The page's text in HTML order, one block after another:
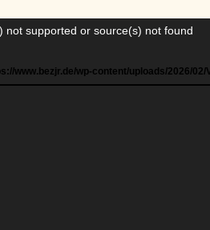
not supported or source(s) not found
www.bezjr.de/wp-content/uploads/2026/